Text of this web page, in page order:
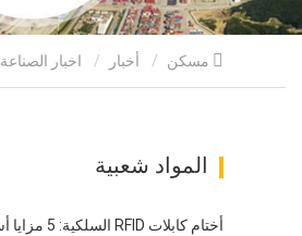
أخبار اخبار الصناعة
المواد شعبية